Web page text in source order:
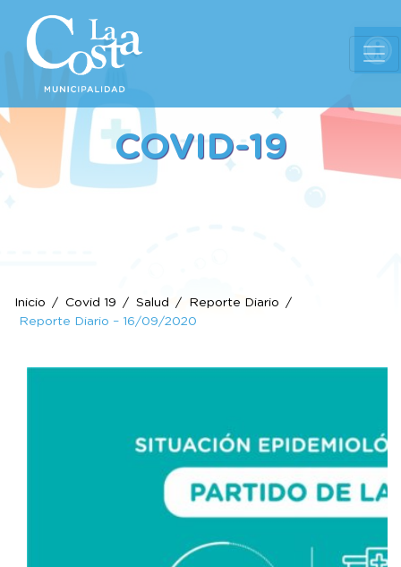
COVID-19
Inicio Covid 19 Salud
Reporte Diario
Reporte Diario – 16/09/2020